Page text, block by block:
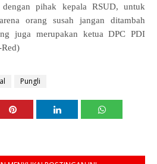
pihak kepala RSUD, untuk
orang susah jangan ditambah
juga merupakan ketua DPC PDI
Pungli